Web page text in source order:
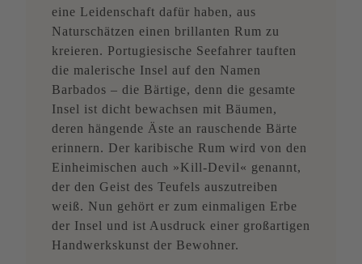
eine Leidenschaft dafür haben, aus
Naturschätzen einen brillanten Rum zu
kreieren. Portugiesische Seefahrer tauften
die malerische Insel auf den Namen
Barbados – die Bärtige, denn die gesamte
Insel ist dicht bewachsen mit Bäumen,
deren hängende Äste an rauschende Bärte
erinnern. Der karibische Rum wird von den
Einheimischen auch »Kill-Devil« genannt,
der den Geist des Teufels auszutreiben
weiß. Nun gehört er zum einmaligen Erbe
der Insel und ist Ausdruck einer großartigen
Handwerkskunst der Bewohner.